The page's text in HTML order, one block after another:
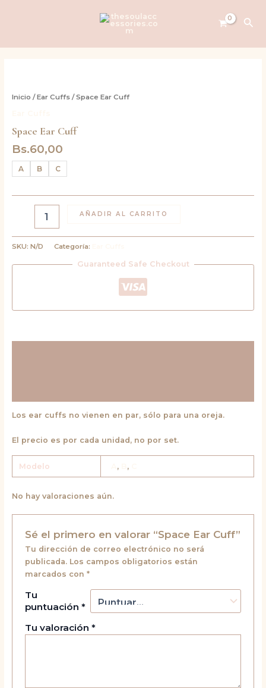
Inicio /Ear Cuffs/ Space Ear Cuff
Space Ear Cuff
Bs.60,00
A B C
Cuff
AÑADIR AL CARRITO
SKU: N/D Categoría:
Guaranteed Safe Checkout
Los ear cuffs no vienen en par, sólo para una oreja.
El precio es por cada unidad, no por set.
Modelo , ,
No hay valoraciones aún.
Sé el primero en valorar “Space Ear Cuff”
Tu dirección de correo electrónico no será
publicada. Los campos obligatorios están
marcados con *
Tu
puntuación *
Tu valoración *